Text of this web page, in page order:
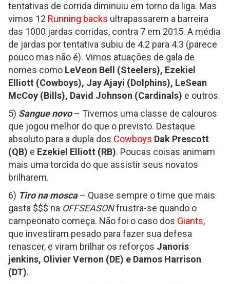
tentativas de corrida diminuiu em torno da liga. Mas
vimos 12 Running backs ultrapassarem a barreira
das 1000 jardas corridas, contra 7 em 2015. A média
de jardas por tentativa subiu de 4.2 para 4.3 (parece
pouco mas não é). Vimos atuações de gala de
nomes como LeVeon Bell (Steelers), Ezekiel
Elliott (Cowboys), Jay Ajayi (Dolphins), LeSean
McCoy (Bills), David Johnson (Cardinals) e outros.
5) Sangue novo– Tivemos uma classe de calouros
que jogou melhor do que o previsto. Destaque
absoluto para a dupla dos Cowboys Dak Prescott
(QB) e Ezekiel Elliott (RB). Poucas coisas animam
mais uma torcida do que assistir seus novatos
brilharem.
6) Tiro na mosca– Quase sempre o time que mais
gasta $$$ na OFFSEASONfrustra-se quando o
campeonato começa. Não foi o caso dos Giants,
que investiram pesado para fazer sua defesa
renascer, e viram brilhar os reforços Janoris
jenkins, Olivier Vernon (DE) e Damos Harrison
(DT).